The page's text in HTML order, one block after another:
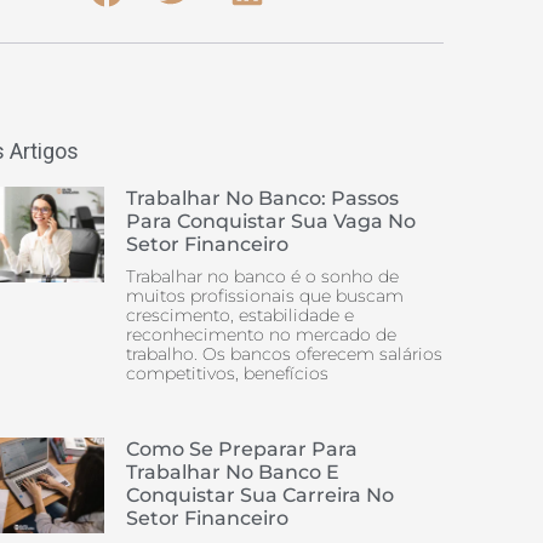
Artigos
Trabalhar No Banco: Passos
Para Conquistar Sua Vaga No
Setor Financeiro
Trabalhar no banco é o sonho de
muitos profissionais que buscam
crescimento, estabilidade e
reconhecimento no mercado de
trabalho. Os bancos oferecem salários
competitivos, benefícios
Como Se Preparar Para
Trabalhar No Banco E
Conquistar Sua Carreira No
Setor Financeiro